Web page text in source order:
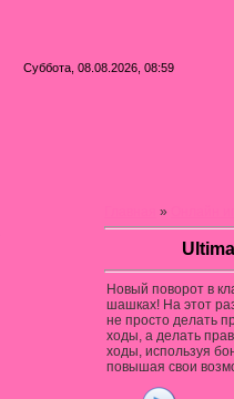
Суббота, 08.08.2026, 08:59
»
Новый поворот в
шашках! На этот
не просто делать
ходы, а делать
ходы, используя
повышая свои